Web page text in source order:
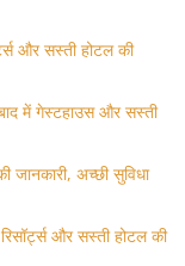
और सस्ती होटल की
में गेस्टहाउस और सस्ती
अच्छी सुविधा
और सस्ती होटल की